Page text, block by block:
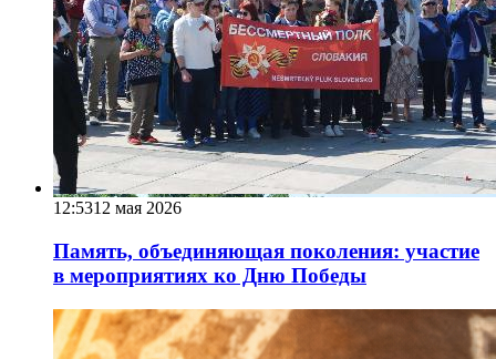
12:5312 мая 2026
Память, объединяющая поколения: участие
в мероприятиях ко Дню Победы